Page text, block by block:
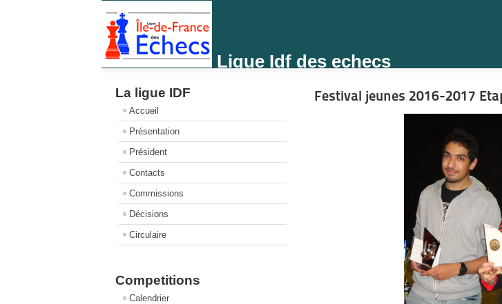
Ligue Idf des echecs
La ligue IDF
Accueil
Présentation
Président
Contacts
Commissions
Décisions
Circulaire
Competitions
Calendrier
Festival jeunes 2016-2017